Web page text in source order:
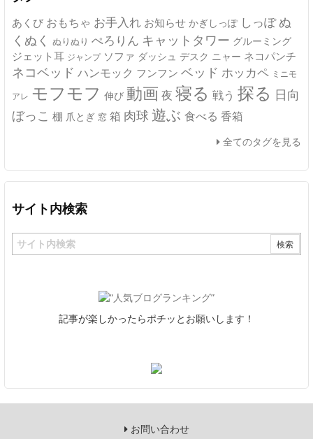
あくび おもちゃ お手入れ お知らせ かぎしっぽ しっぽ ぬ
くぬく ぬりぬり ぺろりん キャットタワー グルーミング
ジェット耳 ジャンプ ソファ ダッシュ デスク ニャー ネコパンチ
ネコベッド ハンモック フンフン ベッド ホッカペ ミニモ
アレ モフモフ 伸び 動画 夜 寝る 戦う 探る 日向
ぼっこ 棚 爪とぎ 窓 箱 肉球 遊ぶ 食べる 香箱
全てのタグを見る
サイト内検索
記事が楽しかったらポチッとお願いします！
お問い合わせ